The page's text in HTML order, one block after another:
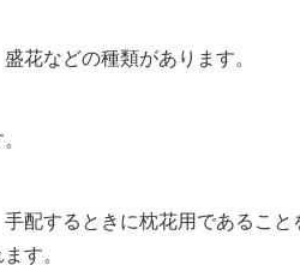
花などの種類があります。
配するときに枕花用であるこ
す。